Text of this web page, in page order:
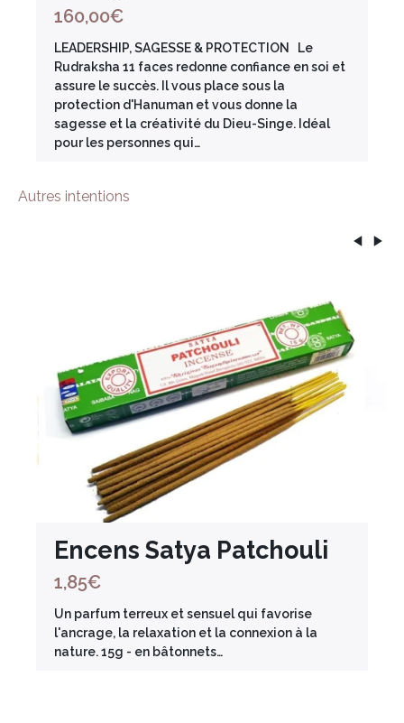
160,00€
LEADERSHIP, SAGESSE & PROTECTION Le
Rudraksha 11 faces redonne confiance en soi et
assure le succès. Il vous place sous la
protection d'Hanuman et vous donne la
sagesse et la créativité du Dieu-Singe. Idéal
pour les personnes qui…
Autres intentions
Encens Satya Patchouli
1,85€
Un parfum terreux et sensuel qui favorise
l'ancrage, la relaxation et la connexion à la
nature. 15g - en bâtonnets…